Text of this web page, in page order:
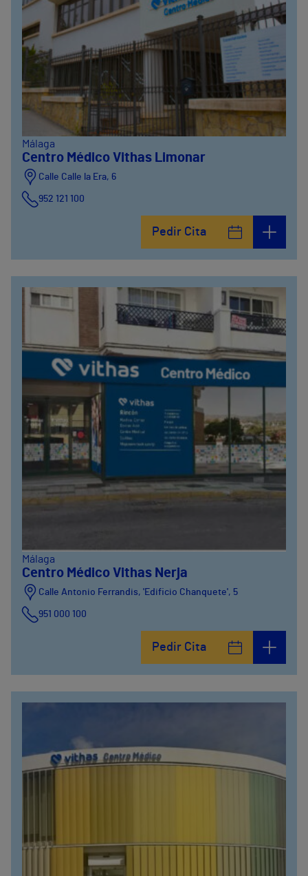
Málaga
Centro Médico Vithas Limonar
Calle Calle la Era, 6
952 121 100
Pedir Cita
Málaga
Centro Médico Vithas Nerja
Calle Antonio Ferrandis, 'Edificio Chanquete', 5
951 000 100
Pedir Cita